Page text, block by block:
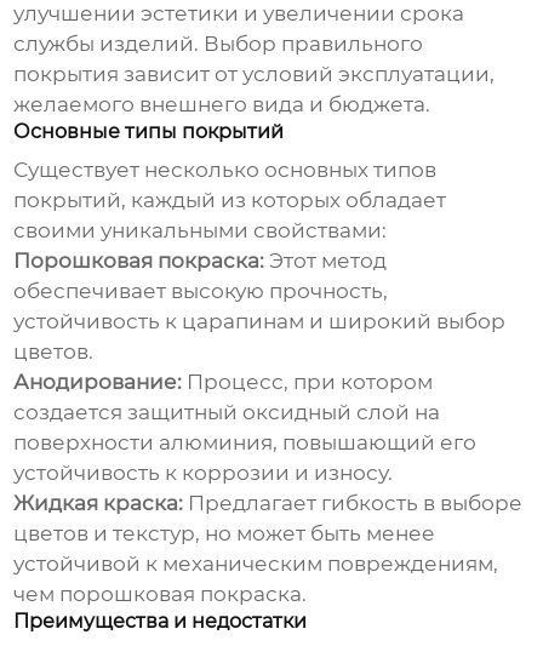
улучшении эстетики и увеличении срока
службы изделий. Выбор правильного
покрытия зависит от условий эксплуатации,
желаемого внешнего вида и бюджета.
Основные типы покрытий
Существует несколько основных типов
покрытий, каждый из которых обладает
своими уникальными свойствами:
Порошковая покраска: Этот метод
обеспечивает высокую прочность,
устойчивость к царапинам и широкий выбор
цветов.
Анодирование: Процесс, при котором
создается защитный оксидный слой на
поверхности алюминия, повышающий его
устойчивость к коррозии и износу.
Жидкая краска: Предлагает гибкость в выборе
цветов и текстур, но может быть менее
устойчивой к механическим повреждениям,
чем порошковая покраска.
Преимущества и недостатки